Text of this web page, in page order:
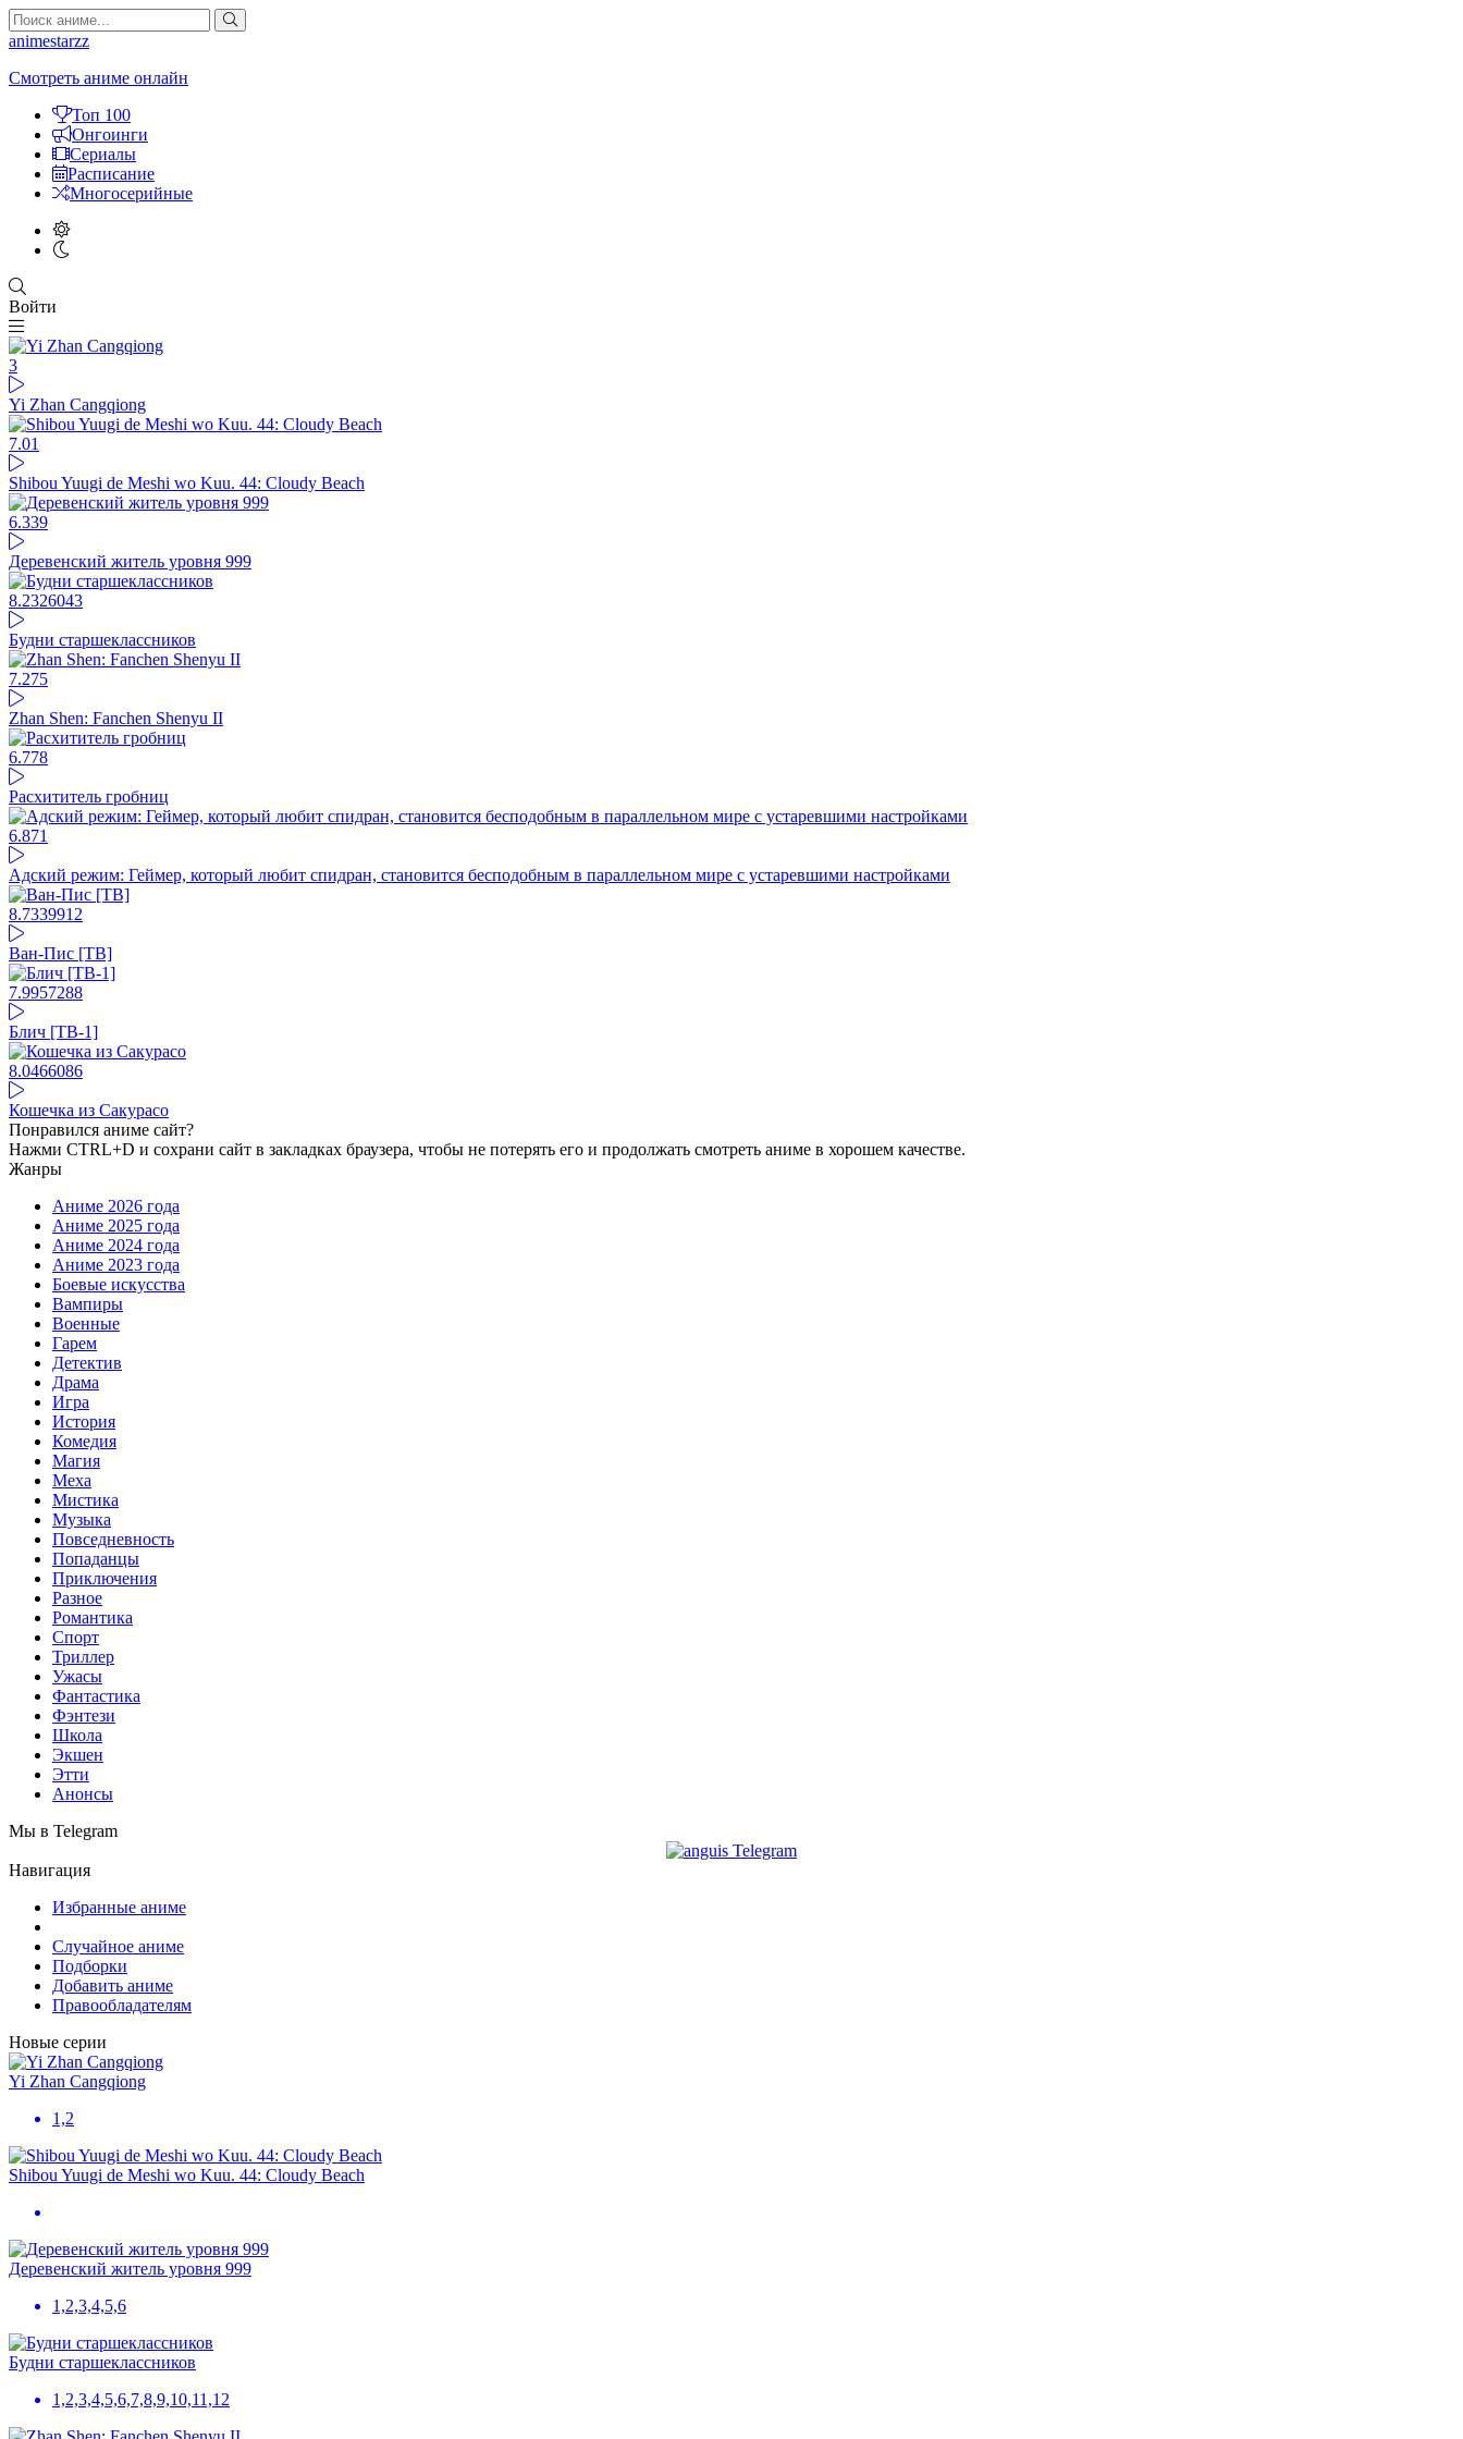
animestarzz
Смотреть аниме онлайн
Топ 100
Онгоинги
Сериалы
Расписание
Многосерийные
Войти
3
Yi Zhan Cangqiong
7.01
Shibou Yuugi de Meshi wo Kuu. 44: Cloudy Beach
6.339
Деревенский житель уровня 999
8.2326043
Будни старшеклассников
7.275
Zhan Shen: Fanchen Shenyu II
6.778
Расхититель гробниц
6.871
Адский режим: Геймер, который любит спидран, становится бесподобным в параллельном мире с устаревшими настройками
8.7339912
Ван-Пис [ТВ]
7.9957288
Блич [ТВ-1]
8.0466086
Кошечка из Сакурасо
Понравился аниме сайт?
Нажми CTRL+D и сохрани сайт в закладках браузера, чтобы не потерять его и продолжать смотреть аниме в хорошем качестве.
Жанры
Аниме 2026 года
Аниме 2025 года
Аниме 2024 года
Аниме 2023 года
Боевые искусства
Вампиры
Военные
Гарем
Детектив
Драма
Игра
История
Комедия
Магия
Меха
Мистика
Музыка
Повседневность
Попаданцы
Приключения
Разное
Романтика
Спорт
Триллер
Ужасы
Фантастика
Фэнтези
Школа
Экшен
Этти
Анонсы
Мы в Telegram
Навигация
Избранные аниме
Случайное аниме
Подборки
Добавить аниме
Правообладателям
Новые серии
Yi Zhan Cangqiong
1,2
Shibou Yuugi de Meshi wo Kuu. 44: Cloudy Beach
Деревенский житель уровня 999
1,2,3,4,5,6
Будни старшеклассников
1,2,3,4,5,6,7,8,9,10,11,12